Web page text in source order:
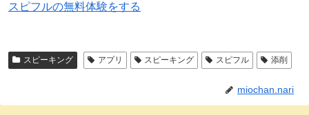
スピフルの無料体験をする
スピーキング アプリ スピーキング スピフル 添削
miochan.nari